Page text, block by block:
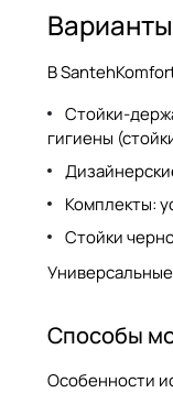
В
Стойки-
гигиены (
Комплекты:
Стойки
Способы
Особенности